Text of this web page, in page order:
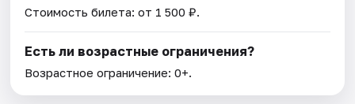
Стоимость билета: от 1 500 ₽.
Есть ли возрастные ограничения?
Возрастное ограничение: 0+.